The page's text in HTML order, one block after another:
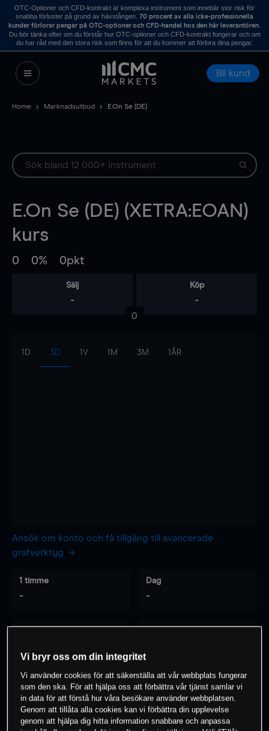
OTC-Optioner och CFD-kontrakt är komplexa instrument som innebär stor risk för
snabba förluster på grund av hävstången. 70 procent av alla icke-professionella
kunder förlorar pengar på OTC-optioner och CFD-handel hos den här leverantören.
Du bör tänka efter om du förstår hur OTC-optioner och CFD-kontrakt fungerar och om
du har råd med den stora risk som finns för att du kommer att förlora dina pengar.
Bli kund
Home Marknadsutbud E.On Se (DE)
E.On Se (DE) (XETRA:EOAN)
kurs
0 0% 0pkt
Sälj
-
Köp
-
0
1D 3D 1V 1M 3M 1ÅR
Ansök om konto och få tillgång till avancerade
grafverktyg
1 timme
-
Dag
-
0% av kunderna har en position i detta
instrument
Vi bryr oss om din integritet
Vi använder cookies för att säkerställa att vår webbplats fungerar
som den ska. För att hjälpa oss att förbättra vår tjänst samlar vi
in data för att förstå hur våra besökare använder webbplatsen.
Genom att tillåta alla cookies kan vi förbättra din upplevelse
genom att hjälpa dig hitta information snabbare och anpassa